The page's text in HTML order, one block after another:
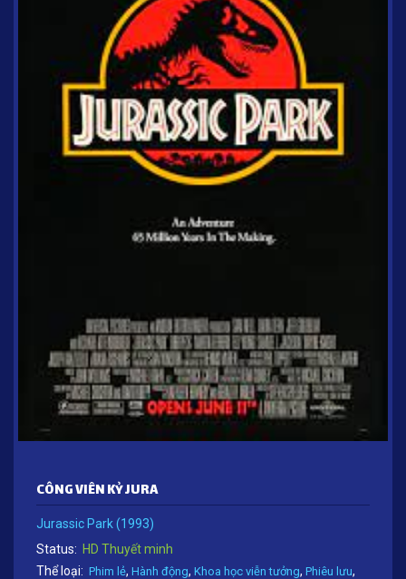
CÔNG VIÊN KỶ JURA
Jurassic Park (1993)
Status: HD Thuyết minh
Thể loại: Phim lẻ, Hành động, Khoa học viễn tưởng, Phiêu lưu,